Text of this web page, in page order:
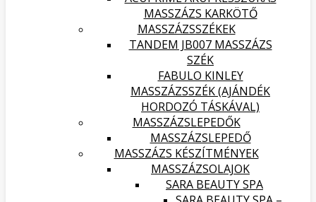
MASSZÁZS KARKÖTŐ
MASSZÁZSSZÉKEK
TANDEM JB007 MASSZÁZS
SZÉK
FABULO KINLEY
MASSZÁZSSZÉK (AJÁNDÉK
HORDOZÓ TÁSKÁVAL)
MASSZÁZSLEPEDŐK
MASSZÁZSLEPEDŐ
MASSZÁZS KÉSZÍTMÉNYEK
MASSZÁZSOLAJOK
SARA BEAUTY SPA